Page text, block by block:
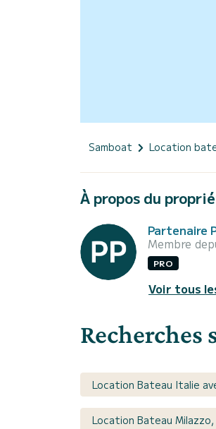
Samboat Location
À propos du
Partenaire
Membre
PRO
Voir tous
Recherches
Location Bateau Italie
Location Bateau